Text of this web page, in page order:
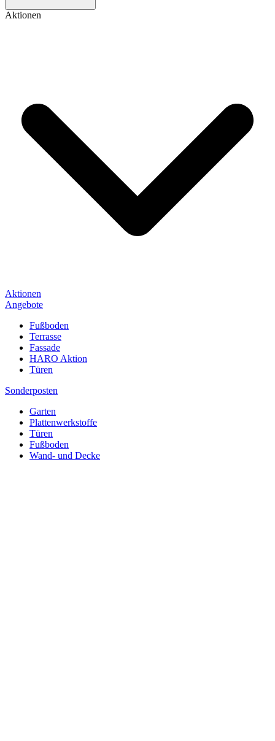
Aktionen
Aktionen
Angebote
Fußboden
Terrasse
Fassade
HARO Aktion
Türen
Sonderposten
Garten
Plattenwerkstoffe
Türen
Fußboden
Wand- und Decke